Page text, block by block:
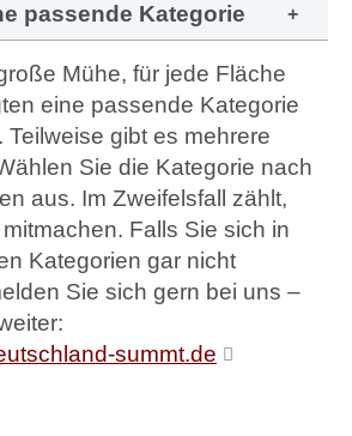
passende Kategorie
Mühe, für jede Fläche
eine passende Kategorie
Teilweise gibt es mehrere
Sie die Kategorie nach
aus. Im Zweifelsfall zählt,
Falls Sie sich in
Kategorien gar nicht
Sie sich gern bei uns –
summt.de